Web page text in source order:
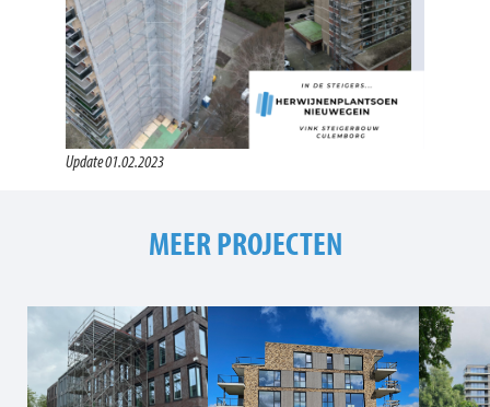
Update 01.02.2023
MEER PROJECTEN